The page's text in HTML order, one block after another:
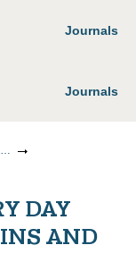
Journals
Journals
Art history and cultural studies
DAY
AND